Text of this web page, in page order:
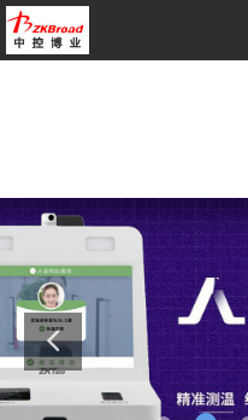
首页 ꄲ 智能安检识别系统重庆某